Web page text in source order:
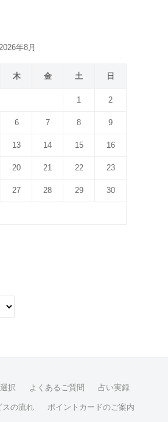
年8月
木 金 土 日
1 2
6 7 8 9
13 14 15 16
20 21 22 23
27 28 29 30
択 よくあるご質問 占い実録
スの流れ ポイントカードのご案内